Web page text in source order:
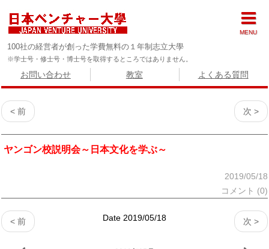
100社の経営者が創った学費無料の１年制志立大學
※学士号・修士号・博士号を取得するところではありません。
お問い合わせ 教室 よくある質問
< 前 次 >
ヤンゴン校説明会～日本文化を学ぶ～
2019/05/18
コメント (0)
< 前 次 >
Date 2019/05/18
MENU